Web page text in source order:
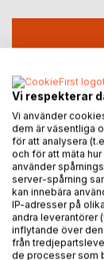
Lägg till i kom-
Recensera titel
BESKRIVNING
Vi respekterar
Vi använder
dem är väsentliga
för att analysera
och för att mäta
använder
server-spårning
kan innebära
IP-adresser på
andra leverantörer
inflytande över
från
de processer som